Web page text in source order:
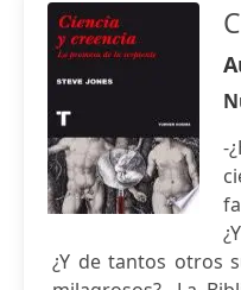
-
¿Y de tantos otros